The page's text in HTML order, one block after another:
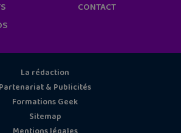
CONTACT
La rédaction
Partenariat & Publicités
Formations Geek
Sitemap